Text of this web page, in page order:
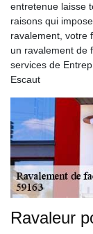
entretenue laisse
raisons qui
ravalement, votre
un ravalement de
services de
Escaut
Ravaleur